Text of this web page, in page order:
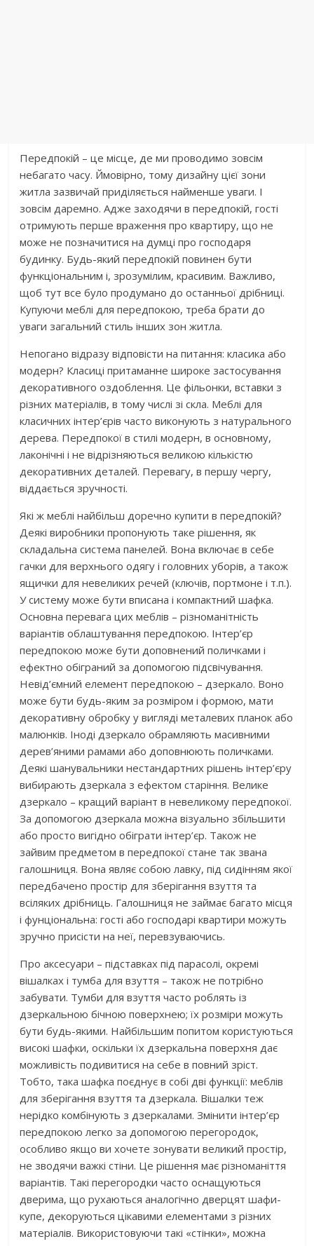
Передпокій – це місце, де ми проводимо зовсім
небагато часу. Ймовірно, тому дизайну цієї зони
житла зазвичай приділяється найменше уваги. І
зовсім даремно. Адже заходячи в передпокій, гості
отримують перше враження про квартиру, що не
може не позначитися на думці про господаря
будинку. Будь-який передпокій повинен бути
функціональним і, зрозумілим, красивим. Важливо,
щоб тут все було продумано до останньої дрібниці.
Купуючи меблі для передпокою, треба брати до
уваги загальний стиль інших зон житла.
Непогано відразу відповісти на питання: класика або
модерн? Класиці притаманне широке застосування
декоративного оздоблення. Це фільонки, вставки з
різних матеріалів, в тому числі зі скла. Меблі для
класичних інтер’єрів часто виконують з натурального
дерева. Передпокої в стилі модерн, в основному,
лаконічні і не відрізняються великою кількістю
декоративних деталей. Перевагу, в першу чергу,
віддається зручності.
Які ж меблі найбільш доречно купити в передпокій?
Деякі виробники пропонують таке рішення, як
складальна система панелей. Вона включає в себе
гачки для верхнього одягу і головних уборів, а також
ящички для невеликих речей (ключів, портмоне і т.п.).
У систему може бути вписана і компактний шафка.
Основна перевага цих меблів – різноманітність
варіантів облаштування передпокою. Інтер’єр
передпокою може бути доповнений поличками і
ефектно обіграний за допомогою підсвічування.
Невід’ємний елемент передпокою – дзеркало. Воно
може бути будь-яким за розміром і формою, мати
декоративну обробку у вигляді металевих планок або
малюнків. Іноді дзеркало обрамляють масивними
дерев’яними рамами або доповнюють поличками.
Деякі шанувальники нестандартних рішень інтер’єру
вибирають дзеркала з ефектом старіння. Велике
дзеркало – кращий варіант в невеликому передпокої.
За допомогою дзеркала можна візуально збільшити
або просто вигідно обіграти інтер’єр. Також не
зайвим предметом в передпокої стане так звана
галошниця. Вона являє собою лавку, під сидінням якої
передбачено простір для зберігання взуття та
всіляких дрібниць. Галошниця не займає багато місця
і фунціональна: гості або господарі квартири можуть
зручно присісти на неї, перевзуваючись.
Про аксесуари – підставках під парасолі, окремі
вішалках і тумба для взуття – також не потрібно
забувати. Тумби для взуття часто роблять із
дзеркальною бічною поверхнею; їх розміри можуть
бути будь-якими. Найбільшим попитом користуються
високі шафки, оскільки їх дзеркальна поверхня дає
можливість подивитися на себе в повний зріст.
Тобто, така шафка поєднує в собі дві функції: меблів
для зберігання взуття та дзеркала. Вішалки теж
нерідко комбінують з дзеркалами. Змінити інтер’єр
передпокою легко за допомогою перегородок,
особливо якщо ви хочете зонувати великий простір,
не зводячи важкі стіни. Це рішення має різноманіття
варіантів. Такі перегородки часто оснащуються
дверима, що рухаються аналогічно дверцят шафи-
купе, декоруються цікавими елементами з різних
матеріалів. Використовуючи такі «стінки», можна